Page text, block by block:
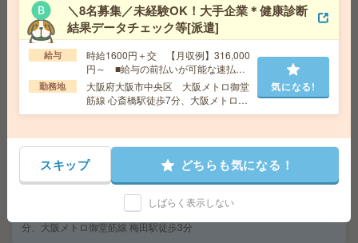
給 与
時給1500円＋交 【月収例】150,000円～ ■
給与の前払いが可能な速払いサービスあり
交通費 交通費支給あり
勤務地 大阪府大阪市中央区 大阪メトロ堺筋線 堺筋
本町駅徒歩5分、大阪メトロ御堂筋線 本町駅徒歩5分
完全在宅可＊未経験OK！時給1500円！人材サービス企業
給 与 時給1500円＋交 【月収例】240,000円～ ■
給与の前払いが可能な速払いサービスあり
交通費支給あり
大阪府大阪市北区 大阪環状線 大阪駅徒歩7
分、大阪メトロ御堂筋線 梅田駅徒歩3分
＼8名募集／未経験OK！大手企業＊健康診断
結果データチェック等[派遣]
給与
時給1600円＋交 【月収例】316,000
円～ ■給与の前払いが可能な速払い
サービスあり
勤務地
大阪府大阪市中央区 大阪メトロ御堂
筋線 心斎橋駅徒歩7分、大阪メトロ御
堂筋線 本町駅徒歩7分
気になる!
スキップ どちらも気になる！
しばらく表示しない